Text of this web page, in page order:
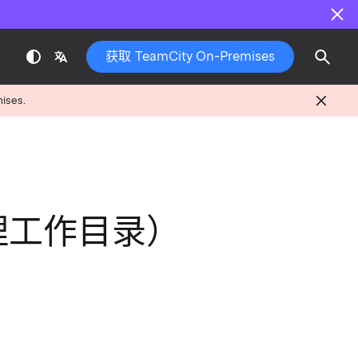
获取 TeamCity On-Premises
作目录）